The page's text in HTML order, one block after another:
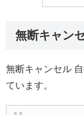
無断キャン
無断キャンセル
ています。